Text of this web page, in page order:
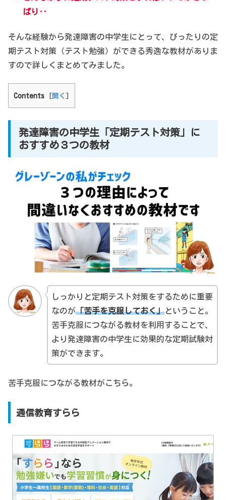
ぱり‥
そんな経験から発達障害の中学生にとって、ぴったりの定
期テスト対策（テスト勉強）ができる秀逸な教材がありま
すので詳しくまとめてみました。
Contents 開く
発達障害の中学生「定期テスト対策」に
おすすめ３つの教材
しっかりと定期テスト対策をするために重要
なのが「苦手を克服しておく」ということ。
苦手克服につながる教材を利用することで、
より発達障害の中学生に効果的な定期試験対
策ができます。
苦手克服につながる教材がこちら。
通信教育すらら